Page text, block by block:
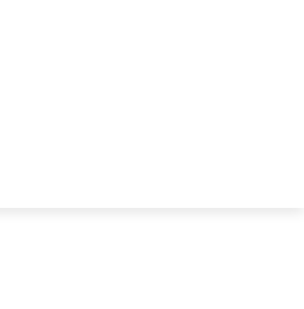
?
เจ้าหน้าที่เรือง